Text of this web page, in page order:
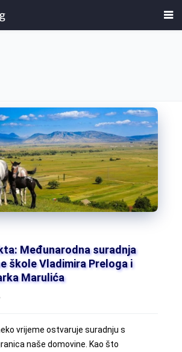
Međunarodna suradnja
škole Vladimira Preloga i
Marulića
vrijeme ostvaruje suradnju s
naše domovine. Kao što